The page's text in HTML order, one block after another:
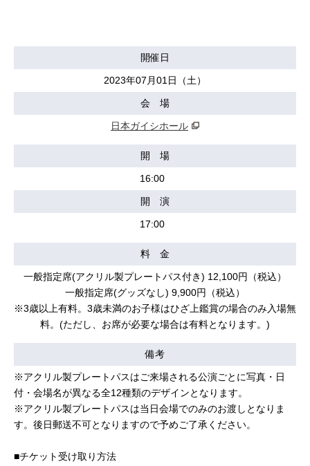
開催日
2023年07月01日（土）
会 場
日本ガイシホール
開 場
16:00
開 演
17:00
料 金
一般指定席(アクリル製プレートパス付き) 12,100円（税込）
一般指定席(グッズなし) 9,900円（税込）
※3歳以上有料。3歳未満のお子様はひざ上鑑賞の場合のみ入場無
料。(ただし、お席が必要な場合は有料となります。)
備考
※アクリル製プレートパスはご来場される公演ごとに写真・日
付・会場名が異なる全12種類のデザインとなります。
※アクリル製プレートパスは当日会場でのみのお渡しとなりま
す。後日郵送不可となりますので予めご了承ください。
■チケット受け取り方法